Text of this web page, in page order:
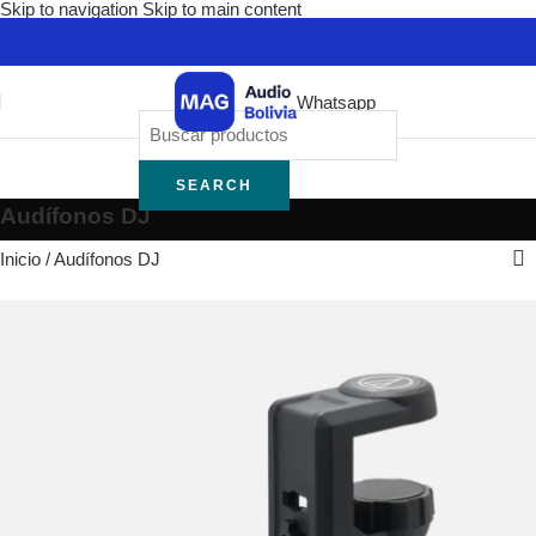
Skip to navigation Skip to main content
Whatsapp
SEARCH
Audífonos DJ
Inicio /Audífonos DJ